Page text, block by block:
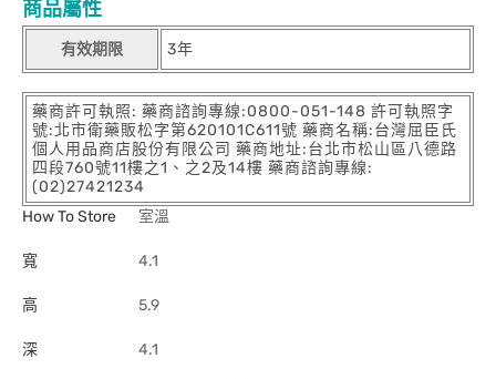
商品屬性
有效期限 3年
藥商許可執照: 藥商諮詢專線:0800-051-148 許可執照字
號:北市衛藥販松字第620101C611號 藥商名稱:台灣屈臣氏
個人用品商店股份有限公司 藥商地址:台北市松山區八德路
四段760號11樓之1、之2及14樓 藥商諮詢專線:
(02)27421234
How To Store
室溫
寬 4.1
高 5.9
深 4.1